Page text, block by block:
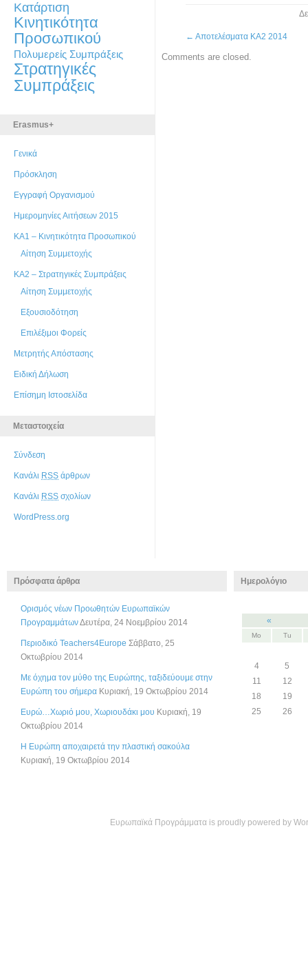
Κατάρτιση
Κινητικότητα
Προσωπικού
Πολυμερείς Συμπράξεις
Στρατηγικές
Συμπράξεις
Erasmus+
Γενικά
Πρόσκληση
Εγγραφή Οργανισμού
Ημερομηνίες Αιτήσεων 2015
ΚΑ1 – Κινητικότητα Προσωπικού
Αίτηση Συμμετοχής
ΚΑ2 – Στρατηγικές Συμπράξεις
Αίτηση Συμμετοχής
Εξουσιοδότηση
Επιλέξιμοι Φορείς
Μετρητής Απόστασης
Ειδική Δήλωση
Επίσημη Ιστοσελίδα
Μεταστοιχεία
Σύνδεση
Κανάλι RSS άρθρων
Κανάλι RSS σχολίων
WordPress.org
← Αποτελέσματα ΚΑ2 2014
Comments are closed.
Πρόσφατα άρθρα
Ορισμός νέων Προωθητών Ευρωπαϊκών
ΠρογραμμάτωνΔευτέρα, 24 Νοεμβρίου 2014
Περιοδικό Teachers4Europe Σάββατο, 25
Οκτωβρίου 2014
Με όχημα τον μύθο της Ευρώπης, ταξιδεύουμε στην
Ευρώπη του σήμερα Κυριακή, 19 Οκτωβρίου 2014
Ευρώ…Χωριό μου, Χωριουδάκι μου Κυριακή, 19
Οκτωβρίου 2014
Η Ευρώπη αποχαιρετά την πλαστική σακούλα
Κυριακή, 19 Οκτωβρίου 2014
Ημερολόγιο
«
Mo Tu
4
5
11
12
18
19
25
26
Ευρωπαϊκά Προγράμματα is proudly powered by